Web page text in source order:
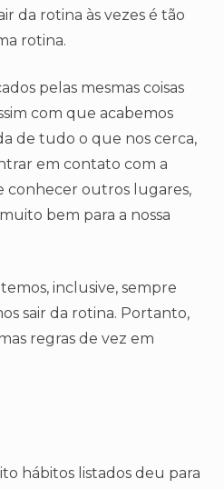
da rotina às vezes é tão
rotina.
pelas mesmas coisas
com que acabemos
de tudo o que nos cerca,
em contato com a
conhecer outros lugares,
bem para a nossa
inclusive, sempre
sair da rotina. Portanto,
regras de vez em
hábitos listados deu para